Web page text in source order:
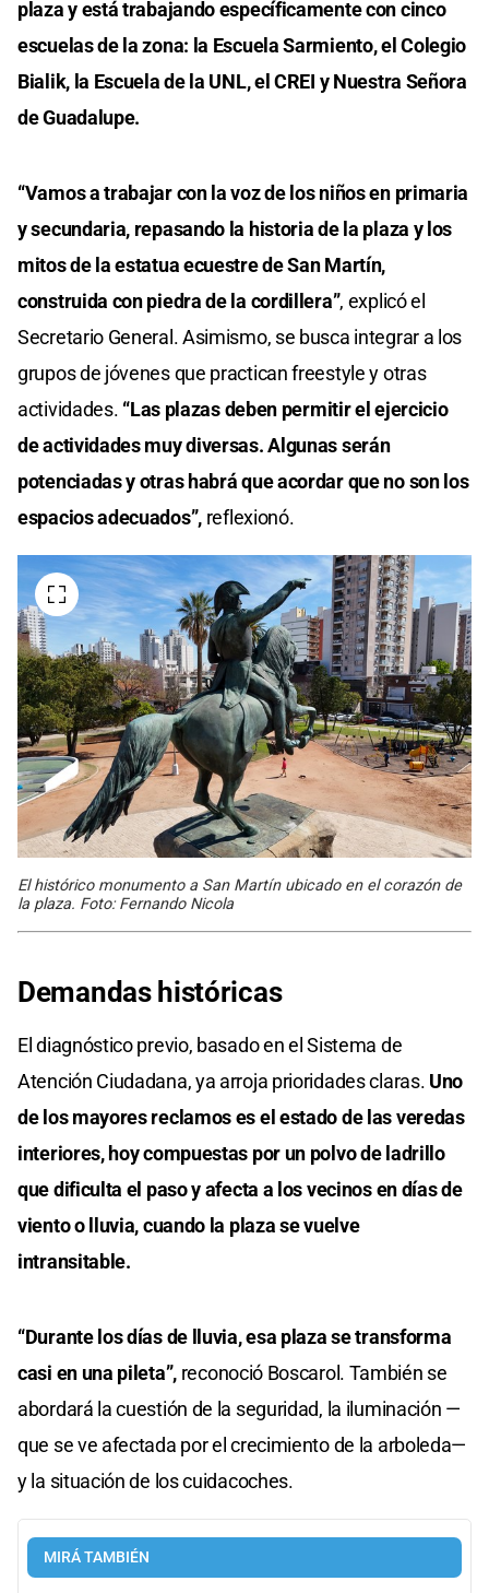
plaza y está trabajando específicamente con cinco
escuelas de la zona: la Escuela Sarmiento, el Colegio
Bialik, la Escuela de la UNL, el CREI y Nuestra Señora
de Guadalupe.
“Vamos a trabajar con la voz de los niños en primaria
y secundaria, repasando la historia de la plaza y los
mitos de la estatua ecuestre de San Martín,
construida con piedra de la cordillera”, explicó el
Secretario General. Asimismo, se busca integrar a los
grupos de jóvenes que practican freestyle y otras
actividades. “Las plazas deben permitir el ejercicio
de actividades muy diversas. Algunas serán
potenciadas y otras habrá que acordar que no son los
espacios adecuados”, reflexionó.
El histórico monumento a San Martín ubicado en el corazón de
la plaza. Foto: Fernando Nicola
Demandas históricas
El diagnóstico previo, basado en el Sistema de
Atención Ciudadana, ya arroja prioridades claras. Uno
de los mayores reclamos es el estado de las veredas
interiores, hoy compuestas por un polvo de ladrillo
que dificulta el paso y afecta a los vecinos en días de
viento o lluvia, cuando la plaza se vuelve
intransitable.
“Durante los días de lluvia, esa plaza se transforma
casi en una pileta”, reconoció Boscarol. También se
abordará la cuestión de la seguridad, la iluminación —
que se ve afectada por el crecimiento de la arboleda—
y la situación de los cuidacoches.
MIRÁ TAMBIÉN